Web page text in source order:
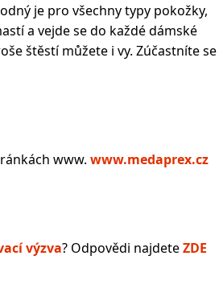
je pro všechny typy pokožky,
a vejde se do každé dámské
štěstí můžete i vy. Zúčastníte se
www. www.medaprex.cz
výzva? Odpovědi najdeteZDE